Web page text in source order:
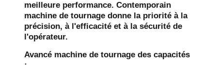
meilleure performance. Contemporain
machine de tournage donne la priorité à la
précision, à l'efficacité et à la sécurité de
l'opérateur.
Avancé machine de tournage des capacités